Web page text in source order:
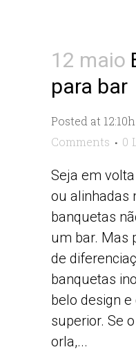
12 maio
para bar
Posted at 12:10h
Comments
0
Seja em
ou alinhadas
banquetas
um bar. Mas
de
banquetas
belo design
superior. Se
orla,...